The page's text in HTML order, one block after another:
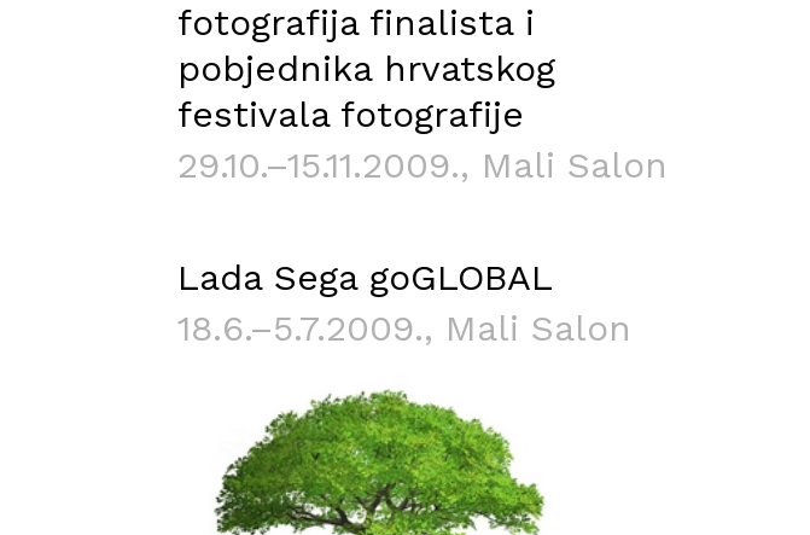
fotografija finalista i
pobjednika hrvatskog
festivala fotografije
29.10.–15.11.2009., Mali Salon
Lada Sega goGLOBAL
18.6.–5.7.2009., Mali Salon